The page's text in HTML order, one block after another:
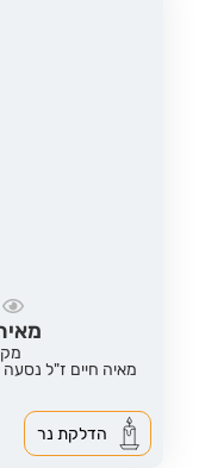
מאיה חיים ז"ל
הדלקת נר